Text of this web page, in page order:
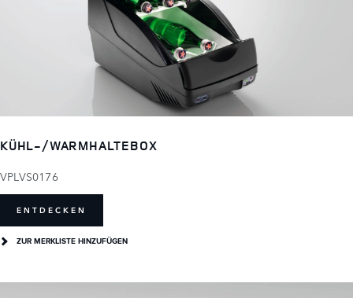
KÜHL-/WARMHALTEBOX
VPLVS0176
ENTDECKEN
ZUR MERKLISTE HINZUFÜGEN